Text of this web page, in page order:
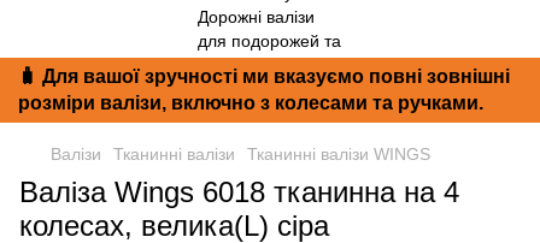
🧳 Для вашої зручності ми вказуємо повні зовнішні
розміри валізи, включно з колесами та ручками.
Валізи Тканинні валізи Тканинні валізи WINGS
Валіза Wings 6018 тканинна на 4
колесах, велика(L) сіра